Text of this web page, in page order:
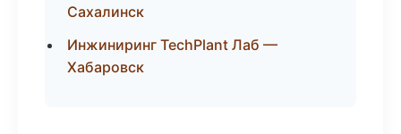
Сахалинск
Инжиниринг TechPlant Лаб —
Хабаровск